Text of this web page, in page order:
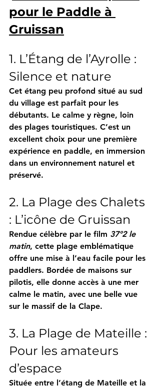
pour le Paddle à
Gruissan
1. L’Étang de l’Ayrolle :
Silence et nature
Cet étang peu profond situé au sud
du village est parfait pour les
débutants. Le calme y règne, loin
des plages touristiques. C’est un
excellent choix pour une première
expérience en paddle, en immersion
dans un environnement naturel et
préservé.
2. La Plage des Chalets
: L’icône de Gruissan
Rendue célèbre par le film 37°2 le
matin, cette plage emblématique
offre une mise à l’eau facile pour les
paddlers. Bordée de maisons sur
pilotis, elle donne accès à une mer
calme le matin, avec une belle vue
sur le massif de la Clape.
3. La Plage de Mateille :
Pour les amateurs
d’espace
Située entre l’étang de Mateille et la